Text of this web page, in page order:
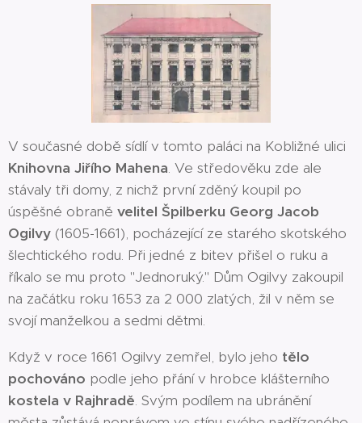
V současné době sídlí v tomto paláci na Kobližné ulici
Knihovna Jiřího Mahena. Ve středověku zde ale
stávaly tři domy, z nichž první zděný koupil po
úspěšné obraně velitel Špilberku Georg Jacob
Ogilvy (1605-1661), pocházející ze starého skotského
šlechtického rodu. Při jedné z bitev přišel o ruku a
říkalo se mu proto "Jednoruký." Dům Ogilvy zakoupil
na začátku roku 1653 za 2 000 zlatých, žil v něm se
svojí manželkou a sedmi dětmi.
Když v roce 1661 Ogilvy zemřel, bylo jeho tělo
pochováno podle jeho přání v hrobce klášterního
kostela v Rajhradě. Svým podílem na ubránění